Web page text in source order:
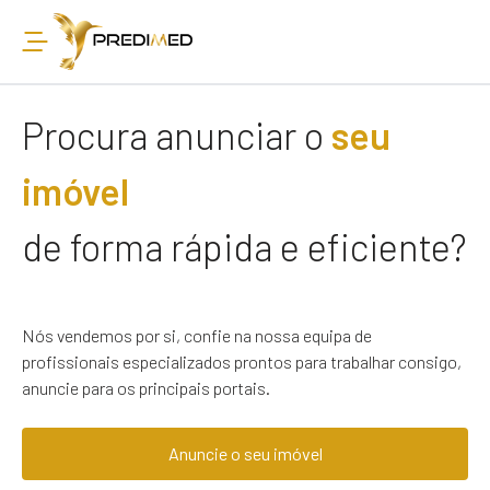
Procura anunciar o seu
imóvel
de forma rápida e eficiente?
Nós vendemos por si, confie na nossa equipa de
profissionais especializados prontos para trabalhar consigo,
anuncie para os principais portais.
Anuncie o seu imóvel